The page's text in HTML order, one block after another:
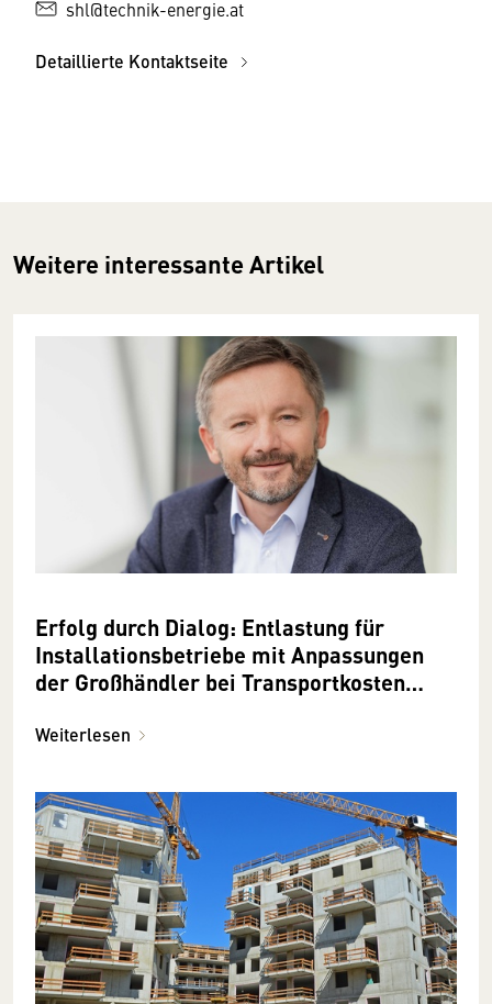
shl@technik-energie.at
Detaillierte Kontaktseite
Weitere interessante Artikel
Erfolg durch Dialog: Entlastung für
Installationsbetriebe mit Anpassungen
der Großhändler bei Transportkosten
Weiterlesen